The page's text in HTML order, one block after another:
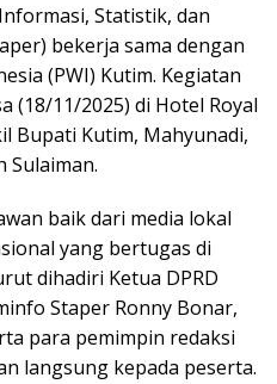
Statistik, dan
bekerja sama dengan
(PWI) Kutim. Kegiatan
(18/11/2025) di Hotel Royal
Bupati Kutim, Mahyunadi,
Sulaiman.
baik dari media lokal
yang bertugas di
dihadiri Ketua DPRD
Staper Ronny Bonar,
para pemimpin redaksi
langsung kepada peserta.